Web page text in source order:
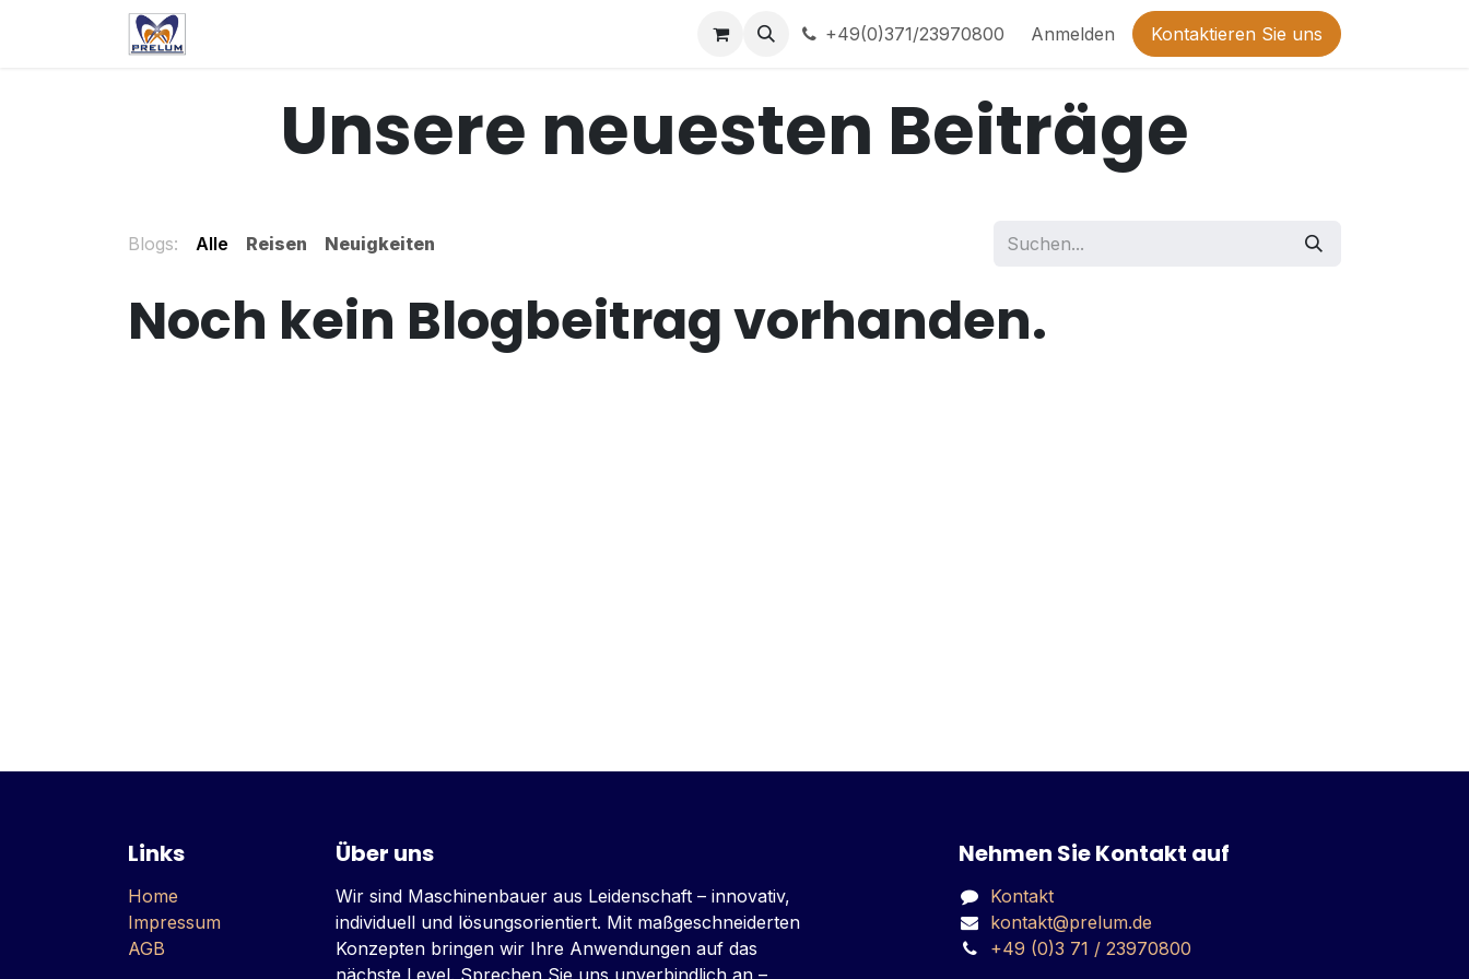
Zum Inhalt springen
+49(0)371/23970800 Anmelden Kontaktieren Sie uns
Unsere neuesten Beiträge
Blogs: Alle Reisen Neuigkeiten
Noch kein Blogbeitrag vorhanden.
Links
Home
Impressum
AGB
Über uns
Wir sind Maschinenbauer aus Leidenschaft – innovativ,
individuell und lösungsorientiert. Mit maßgeschneiderten
Konzepten bringen wir Ihre Anwendungen auf das
nächste Level. Sprechen Sie uns unverbindlich an –
Nehmen Sie Kontakt auf
Kontakt
kontakt@prelum.de
+49 (0)3 71 / 23970800